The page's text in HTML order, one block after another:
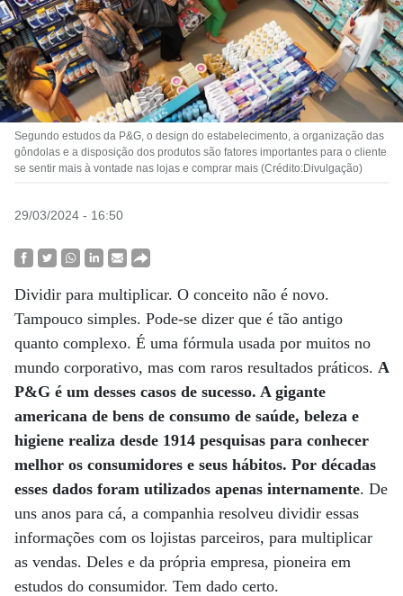
Segundo estudos da P&G, o design do estabelecimento, a organização das
gôndolas e a disposição dos produtos são fatores importantes para o cliente
se sentir mais à vontade nas lojas e comprar mais (Crédito:Divulgação)
29/03/2024 - 16:50
Dividir para multiplicar. O conceito não é novo.
Tampouco simples. Pode-se dizer que é tão antigo
quanto complexo. É uma fórmula usada por muitos no
mundo corporativo, mas com raros resultados práticos. A
P&G é um desses casos de sucesso. A gigante
americana de bens de consumo de saúde, beleza e
higiene realiza desde 1914 pesquisas para conhecer
melhor os consumidores e seus hábitos. Por décadas
esses dados foram utilizados apenas internamente. De
uns anos para cá, a companhia resolveu dividir essas
informações com os lojistas parceiros, para multiplicar
as vendas. Deles e da própria empresa, pioneira em
estudos do consumidor. Tem dado certo.